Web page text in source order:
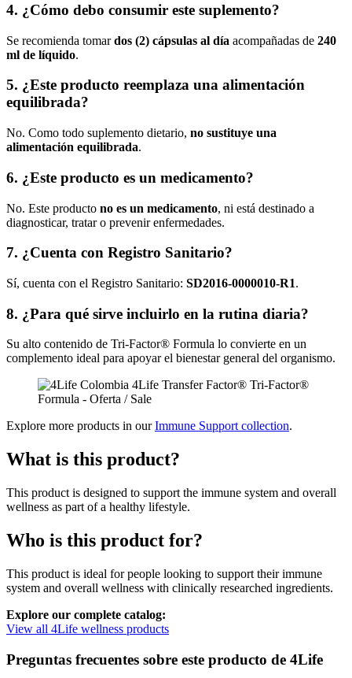
4. ¿Cómo debo consumir este suplemento?
Se recomienda tomardos (2) cápsulas al día acompañadas de 240
ml de líquido.
5. ¿Este producto reemplaza una alimentación
equilibrada?
No. Como todo suplemento dietario, no sustituye una
alimentación equilibrada.
6. ¿Este producto es un medicamento?
No. Este producto no es un medicamento, ni está destinado a
diagnosticar, tratar o prevenir enfermedades.
7. ¿Cuenta con Registro Sanitario?
Sí, cuenta con el Registro Sanitario: SD2016-0000010-R1.
8. ¿Para qué sirve incluirlo en la rutina diaria?
Su alto contenido de Tri-Factor® Formula lo convierte en un
complemento ideal para apoyar el bienestar general del organismo.
Explore more products in ourImmune Support collection.
What is this product?
This product is designed to support the immune system and overall
wellness as part of a healthy lifestyle.
Who is this product for?
This product is ideal for people looking to support their immune
system and overall wellness with clinically researched ingredients.
Explore our complete catalog:
View all 4Life wellness products
Preguntas frecuentes sobre este producto de 4Life